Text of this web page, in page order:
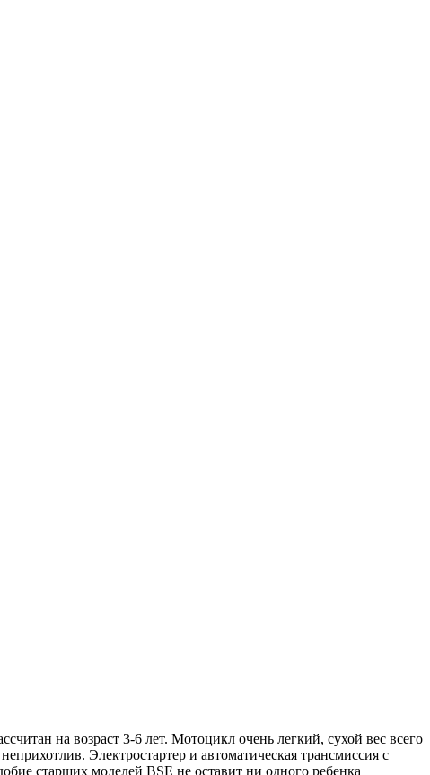
на возраст 3-6 лет. Мотоцикл очень легкий, сухой вес всего
Электростартер и автоматическая трансмиссия с
старших моделей BSE не оставит ни одного ребенка